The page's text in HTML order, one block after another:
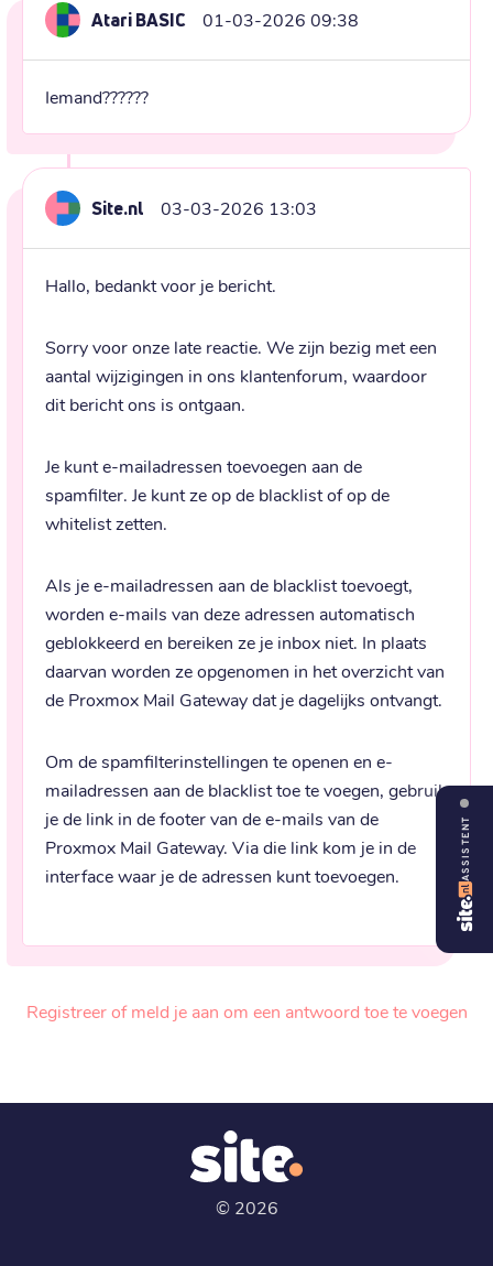
Atari BASIC 01-03-2026 09:38
Iemand??????
Site.nl 03-03-2026 13:03
Hallo, bedankt voor je bericht.
Sorry voor onze late reactie. We zijn bezig met een
aantal wijzigingen in ons klantenforum, waardoor
dit bericht ons is ontgaan.
Je kunt e-mailadressen toevoegen aan de
spamfilter. Je kunt ze op de blacklist of op de
whitelist zetten.
Als je e-mailadressen aan de blacklist toevoegt,
worden e-mails van deze adressen automatisch
geblokkeerd en bereiken ze je inbox niet. In plaats
daarvan worden ze opgenomen in het overzicht van
de Proxmox Mail Gateway dat je dagelijks ontvangt.
Om de spamfilterinstellingen te openen en e-
mailadressen aan de blacklist toe te voegen, gebruik
je de link in de footer van de e-mails van de
Proxmox Mail Gateway. Via die link kom je in de
interface waar je de adressen kunt toevoegen.
Registreer of meld je aan om een antwoord toe te voegen
© 2026
ASSISTENT